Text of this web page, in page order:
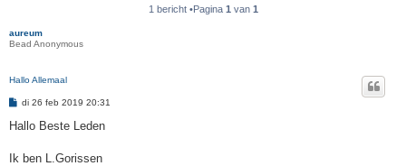
1 bericht •Pagina 1 van 1
aureum
Bead Anonymous
Hallo Allemaal
B
r
h
di 26 feb 2019 20:31
Hallo Beste Leden
Ik ben L.Gorissen